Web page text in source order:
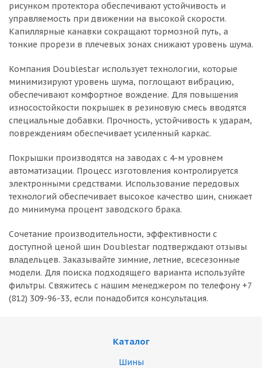
рисунком протектора обеспечивают устойчивость и
управляемость при движении на высокой скорости.
Капиллярные канавки сокращают тормозной путь, а
тонкие прорези в плечевых зонах снижают уровень шума.
Компания Doublestar использует технологии, которые
минимизируют уровень шума, поглощают вибрацию,
обеспечивают комфортное вождение. Для повышения
износостойкости покрышек в резиновую смесь вводятся
специальные добавки. Прочность, устойчивость к ударам,
повреждениям обеспечивает усиленный каркас.
Покрышки производятся на заводах с 4-м уровнем
автоматизации. Процесс изготовления контролируется
электронными средствами. Использование передовых
технологий обеспечивает высокое качество шин, снижает
до минимума процент заводского брака.
Сочетание производительности, эффективности с
доступной ценой шин Doublestar подтверждают отзывы
владельцев. Заказывайте зимние, летние, всесезонные
модели. Для поиска подходящего варианта используйте
фильтры. Свяжитесь с нашим менеджером по телефону +7
(812) 309-96-33, если понадобится консультация.
Каталог
Шины